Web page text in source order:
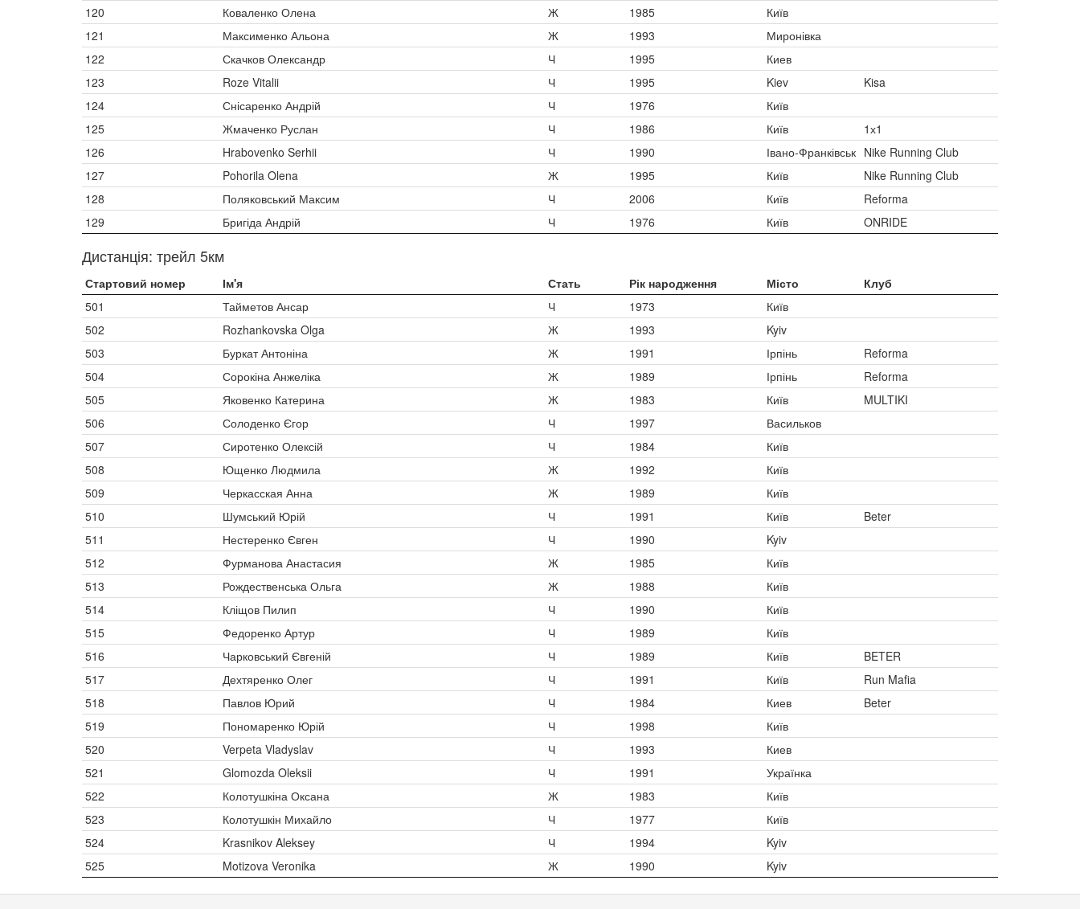
120
Коваленко Олена Ж 1985
Київ
121
Максименко Альона Ж 1993
Миронівка
122
Скачков Олександр Ч 1995
Киев
123
Roze Vitalii Ч 1995 Kiev
Kisa
124
Снісаренко Андрій Ч 1976
Київ
125
Жмаченко Руслан Ч 1986 Київ
1х1
126
Hrabovenko Serhii Ч 1990 Івано-Франківськ Nike Running Club
127
Pohorila Olena Ж 1995 Київ
Nike Running Club
128
Поляковський Максим Ч 2006 Київ
Reforma
129
Бригіда Андрій Ч 1976 Київ ONRIDE
Дистанція: трейл 5км
Стартовий номер Ім'я Стать Рік народження Місто
Клуб
501
Тайметов Ансар Ч 1973
Київ
502
Rozhankovska Olga Ж 1993
Kyiv
503
Буркат Антоніна Ж 1991 Ірпінь
Reforma
504
Сорокіна Анжеліка Ж 1989 Ірпінь
Reforma
505
Яковенко Катерина Ж 1983 Київ
MULTIKI
506
Солоденко Єгор Ч 1997
Васильков
507
Сиротенко Олексій Ч 1984
Київ
508
Ющенко Людмила Ж 1992
Київ
509
Черкасская Анна Ж 1989
Київ
510
Шумський Юрій Ч 1991 Київ
Beter
511
Нестеренко Євген Ч 1990
Kyiv
512
Фурманова Анастасия Ж 1985
Київ
513
Рождественська Ольга Ж 1988
Київ
514
Кліщов Пилип Ч 1990
Київ
515
Федоренко Артур Ч 1989
Київ
516
Чарковський Євгеній Ч 1989 Київ
BETER
517
Дехтяренко Олег Ч 1991 Київ
Run Mafia
518
Павлов Юрий Ч 1984 Киев
Beter
519
Пономаренко Юрій Ч 1998
Київ
520
Verpeta Vladyslav Ч 1993
Киев
521
Glomozda Oleksii Ч 1991
Українка
522
Колотушкіна Оксана Ж 1983
Київ
523
Колотушкін Михайло Ч 1977
Київ
524
Krasnikov Aleksey Ч 1994
Kyiv
525
Motizova Veronika Ж 1990 Kyiv